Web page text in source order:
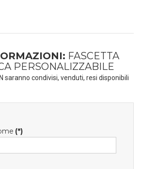
FASCETTA
PERSONALIZZABILE
saranno condivisi, venduti, resi disponibili
(*)